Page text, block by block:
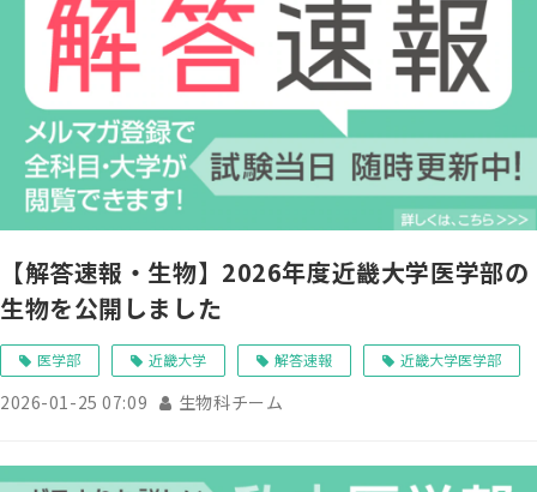
【解答速報・生物】2026年度近畿大学医学部の
生物を公開しました
医学部 近畿大学 解答速報 近畿大学医学部
2026-01-25 07:09 生物科チーム